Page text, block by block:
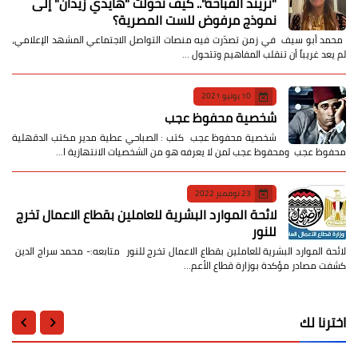
نموذج مرفوض للست المصرية؟
​ محمد أبو سيف ​في زمن تصدّرت فيه منصات التواصل الاجتماعي المشهد الإعلامي،
لم يعد غريباً أن تنقلب المفاهيم وتتحول …
10 يونيو 2021
شخصية محفوظ عجب
شخصية محفوظ عجب كتب : الصباحي عطية مدير مكتب الدقهلية
محفوظ عجب ومحفوظ عجب لمن لا يعرفه هو من الشخصيات الانتهازية ا…
23 نوفمبر 2022
لائحة الموارد البشرية للعاملين بقطاع الاعمال تخرج
للنور
لائحة الموارد البشرية للعاملين بقطاع الاعمال تخرج للنور متابعه:- محمد سراج الدين
كشفت مصادر مؤكدة بوزارة قطاع الأعم…
اخترنا لك